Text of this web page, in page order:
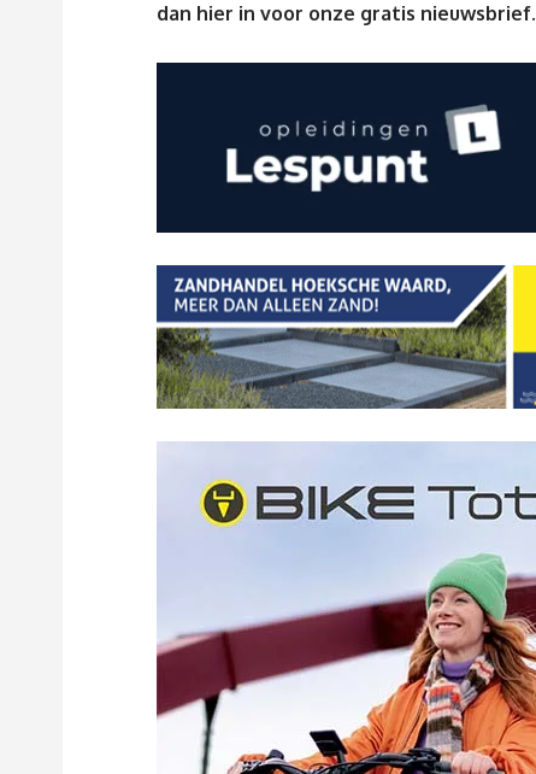
dan hier in voor onze gratis nieuwsbrief.